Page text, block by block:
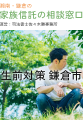
生前対策 鎌倉市